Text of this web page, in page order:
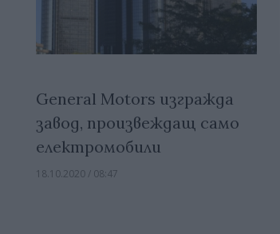
General Motors изгражда
завод, произвеждащ само
електромобили
18.10.2020 / 08:47